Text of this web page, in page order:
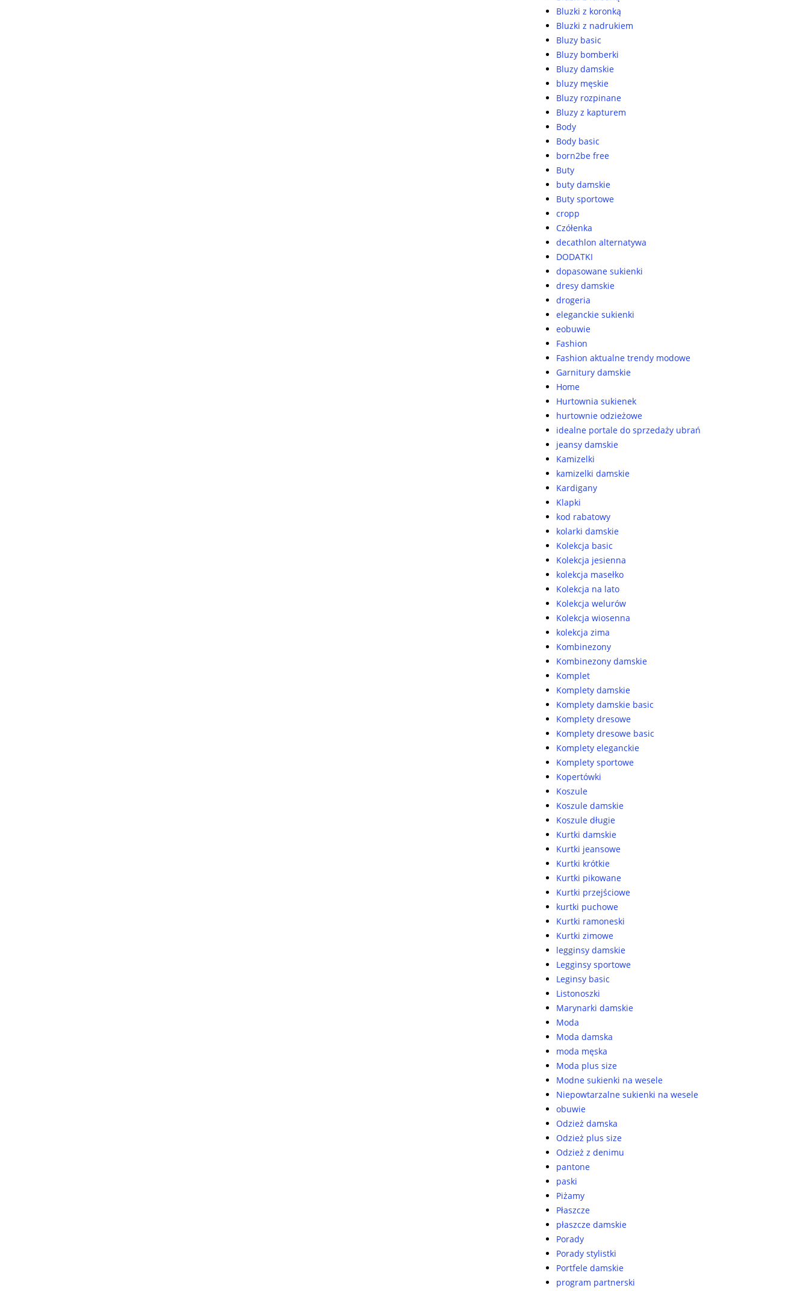
Bluzki z koronką
Bluzki z nadrukiem
Bluzy basic
Bluzy bomberki
Bluzy damskie
bluzy męskie
Bluzy rozpinane
Bluzy z kapturem
Body
Body basic
born2be free
Buty
buty damskie
Buty sportowe
cropp
Czółenka
decathlon alternatywa
DODATKI
dopasowane sukienki
dresy damskie
drogeria
eleganckie sukienki
eobuwie
Fashion
Fashion aktualne trendy modowe
Garnitury damskie
Home
Hurtownia sukienek
hurtownie odzieżowe
idealne portale do sprzedaży ubrań
jeansy damskie
Kamizelki
kamizelki damskie
Kardigany
Klapki
kod rabatowy
kolarki damskie
Kolekcja basic
Kolekcja jesienna
kolekcja masełko
Kolekcja na lato
Kolekcja welurów
Kolekcja wiosenna
kolekcja zima
Kombinezony
Kombinezony damskie
Komplet
Komplety damskie
Komplety damskie basic
Komplety dresowe
Komplety dresowe basic
Komplety eleganckie
Komplety sportowe
Kopertówki
Koszule
Koszule damskie
Koszule długie
Kurtki damskie
Kurtki jeansowe
Kurtki krótkie
Kurtki pikowane
Kurtki przejściowe
kurtki puchowe
Kurtki ramoneski
Kurtki zimowe
legginsy damskie
Legginsy sportowe
Leginsy basic
Listonoszki
Marynarki damskie
Moda
Moda damska
moda męska
Moda plus size
Modne sukienki na wesele
Niepowtarzalne sukienki na wesele
obuwie
Odzież damska
Odzież plus size
Odzież z denimu
pantone
paski
Piżamy
Płaszcze
płaszcze damskie
Porady
Porady stylistki
Portfele damskie
program partnerski